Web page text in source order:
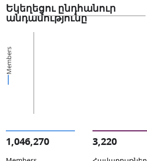
Եկեղեցու ընդհանուր
անդամությունը
Members
1,046,270 3,220